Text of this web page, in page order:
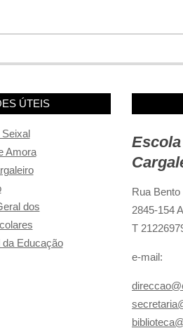
ÚTEIS
Amora
dos
Educação
Rua
2845-154
T
e-mail: